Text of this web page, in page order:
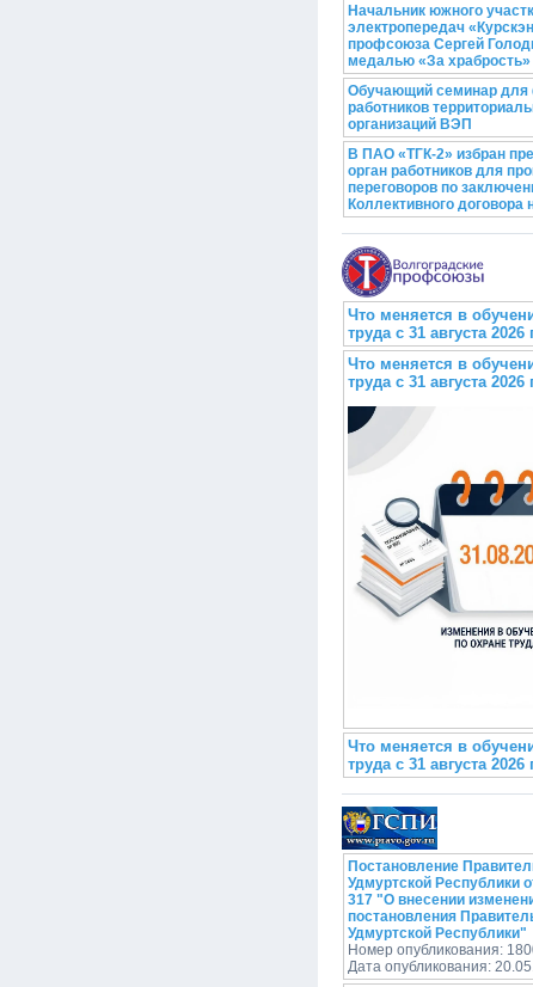
Начальник южного
электропередач
профсоюза Сергей
медалью «За храбрость»
Обучающий семинар
работников
организаций ВЭП
В ПАО «ТГК-2» избран
орган работников для
переговоров по
Коллективного договора
Что меняется в
труда с 31 августа 2026
Что меняется в
труда с 31 августа 2026
Что меняется в
труда с 31 августа 2026
Постановление
Удмуртской Республики
317 "О внесении
постановления
Удмуртской Республики"
Номер опубликования:
Дата опубликования: